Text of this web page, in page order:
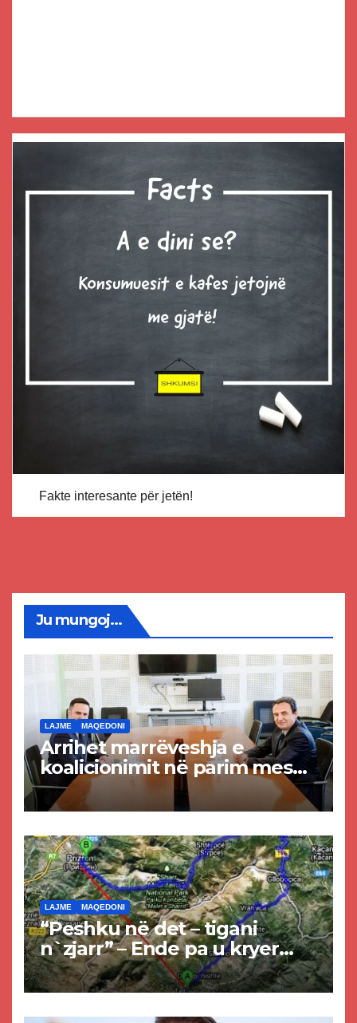
Fakte interesante për jetën!
Ju mungoj...
LAJME MAQEDONI
Arrihet marrëveshja e
koalicionimit në parim mes
Kurtit dhe Abdixhikut
LAJME MAQEDONI
“Peshku në det – tigani
n`zjarr” – Ende pa u kryer
projekti i tunelit, komuna e
Tetovës nis punimet për